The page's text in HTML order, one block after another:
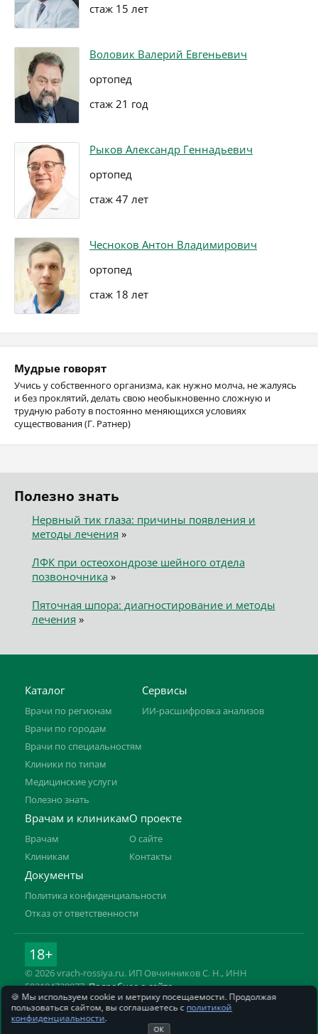
стаж 15 лет
Воловик Валерий Евгеньевич
ортопед
стаж 21 год
Рыков Александр Геннадьевич
ортопед
стаж 47 лет
Чесноков Антон Владимирович
ортопед
стаж 18 лет
Мудрые говорят
Учись у собственного организма, как нужно молча, не жалуясь
и без проклятий, делать свою необыкновенно сложную и
трудную работу в постоянно меняющихся условиях
существования (Г. Ратнер)
Полезно знать
Нервный тик глаза: причины появления и
методы лечения »
ЛФК при остеохондрозе шейного отдела
позвоночника»
Пяточная шпора: диагностирование и методы
лечения »
Каталог
Врачи по регионам
Врачи по городам
Врачи по специальностям
Клиники по типам
Медицинские услуги
Полезно знать
Сервисы
ИИ-расшифровка анализов
Врачам и клиникам
Врачам
Клиникам
О проекте
О сайте
Контакты
Документы
Политика конфиденциальности
Отказ от ответственности
18+
© 2026 vrach-rossiya.ru. ИП Овчинников С. Н., ИНН
592104728977.Подробнее о сайте
Информация на сайте не заменяет приём врача. Имеются
противопоказания, необходима консультация специалиста.
🍪 Мы используем cookie и метрику посещаемости. Продолжая
пользоваться сайтом, вы соглашаетесь с политикой
конфиденциальности.
ОК